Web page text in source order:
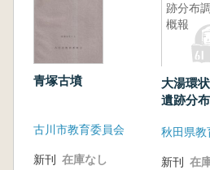
青塚古墳
古川市教育委員会
新刊 在庫なし
跡分布
概報
大湯環
遺跡分
秋田県教
新刊 在